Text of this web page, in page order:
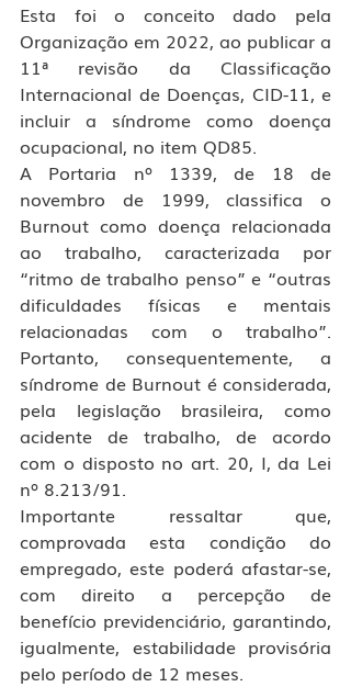
Esta foi o conceito dado pela
Organização em 2022, ao publicar a
11ª revisão da Classificação
Internacional de Doenças, CID-11, e
incluir a síndrome como doença
ocupacional, no item QD85.
A Portaria nº 1339, de 18 de
novembro de 1999, classifica o
Burnout como doença relacionada
ao trabalho, caracterizada por
“ritmo de trabalho penso” e “outras
dificuldades físicas e mentais
relacionadas com o trabalho”.
Portanto, consequentemente, a
síndrome de Burnout é considerada,
pela legislação brasileira, como
acidente de trabalho, de acordo
com o disposto no art. 20, I, da Lei
nº 8.213/91.
Importante ressaltar que,
comprovada esta condição do
empregado, este poderá afastar-se,
com direito a percepção de
benefício previdenciário, garantindo,
igualmente, estabilidade provisória
pelo período de 12 meses.